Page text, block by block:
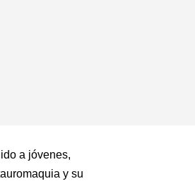
a jóvenes,
y su